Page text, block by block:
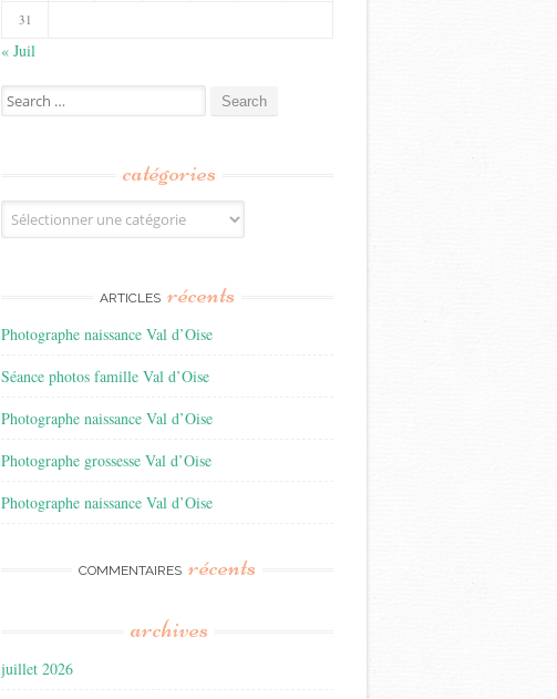
31
« Juil
Search
for:
catégories
Catégories
ARTICLES récents
Photographe naissance Val d’Oise
Séance photos famille Val d’Oise
Photographe naissance Val d’Oise
Photographe grossesse Val d’Oise
Photographe naissance Val d’Oise
COMMENTAIRES récents
archives
juillet 2026